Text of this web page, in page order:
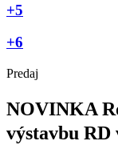
+5
+6
Predaj
NOVINKA
výstavbu RD